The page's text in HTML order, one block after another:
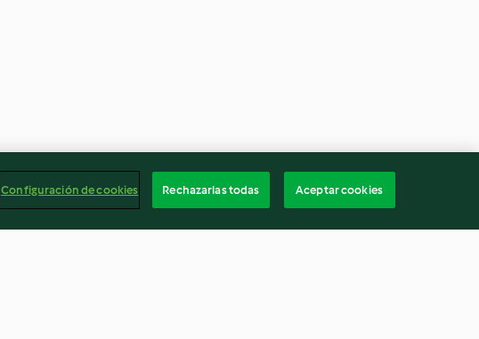
Configuración de cookies Rechazarlas todas Aceptar cookies